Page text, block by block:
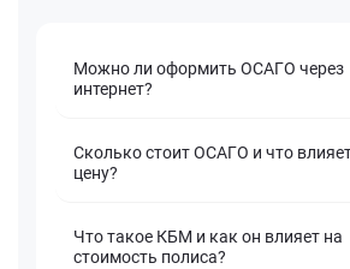
Можно ли оформить ОСАГО через
интернет?
Сколько стоит ОСАГО и что
цену?
Что такое КБМ и как он влияет на
стоимость полиса?